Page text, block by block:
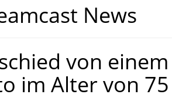
News
von
im Alter von